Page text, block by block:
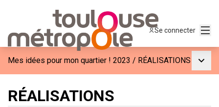
Se connecter
Mes idées pour mon quartier ! 2023 / RÉALISATIONS
RÉALISATIONS